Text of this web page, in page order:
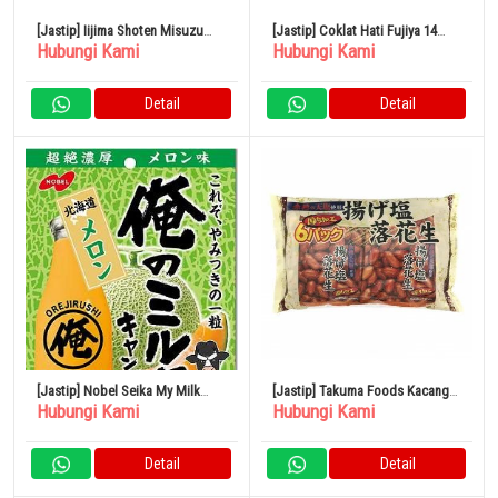
[Jastip] Iijima Shoten Misuzu
Candy Box 460gr 1 Kotak
Hubungi Kami
Detail
[Jastip] Coklat Hati Fujiya 14
Kantong Kacang x 15
Hubungi Kami
Detail
[Jastip] Nobel Seika My Milk
Hokkaido Melon 80g
Hubungi Kami
Detail
[Jastip] Takuma Foods Kacang
Asin Goreng 80 Bungkus
Hubungi Kami
Detail